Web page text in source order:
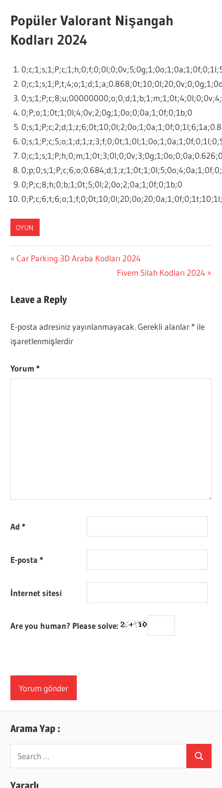
Popüler Valorant Nişangah
Kodları 2024
0;P;o;1;0t;1;0l;4;0v;2;0g;1;0o;0;0a;1;0f;0;1b;0
0;P;c;8;h;0;b;1;0t;5;0l;2;0o;2;0a;1;0f;0;1b;0
OYUN
Yazı
Previous
Car Parking 3D Araba Kodları 2024
Next
Fivem Silah Kodları 2024
Leave a Reply
E-posta adresiniz yayınlanmayacak. Gerekli alanlar * ile
işaretlenmişlerdir
Yorum*
Ad*
E-posta*
İnternet sitesi
Are you human? Please solve:
Arama Yap :
Search
for:
Search
Yararlı